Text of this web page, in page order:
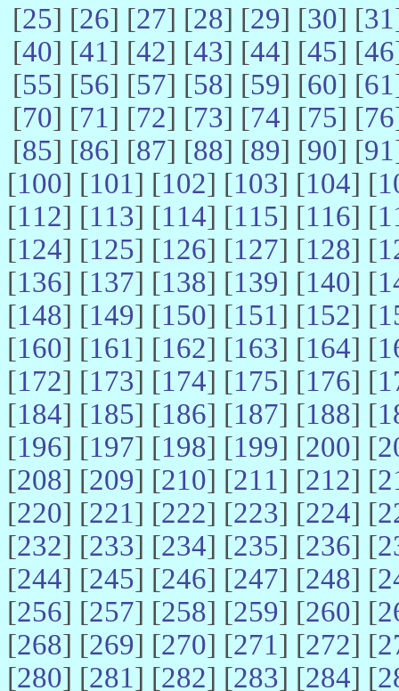
[25] [26] [27] [28] [29] [30] [31
[40] [41] [42] [43] [44] [45] [46
[55] [56] [57] [58] [59] [60] [61
[70] [71] [72] [73] [74] [75] [76
[85] [86] [87] [88] [89] [90] [91
[100] [101] [102] [103] [104] [
[112] [113] [114] [115] [116] [
[124] [125] [126] [127] [128] [
[136] [137] [138] [139] [140] [
[148] [149] [150] [151] [152] [
[160] [161] [162] [163] [164] [
[172] [173] [174] [175] [176] [
[184] [185] [186] [187] [188] [
[196] [197] [198] [199] [200] [
[208] [209] [210] [211] [212] [
[220] [221] [222] [223] [224] [
[232] [233] [234] [235] [236] [
[244] [245] [246] [247] [248] [
[256] [257] [258] [259] [260] [
[268] [269] [270] [271] [272] [
[280] [281] [282] [283] [284] [